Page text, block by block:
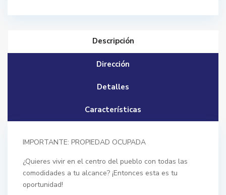
Descripción
Dirección
Detalles
Características
IMPORTANTE: PROPIEDAD OCUPADA
¿Quieres vivir en el centro del pueblo con todas las
comodidades a tu alcance? ¡Entonces esta es tu
oportunidad!